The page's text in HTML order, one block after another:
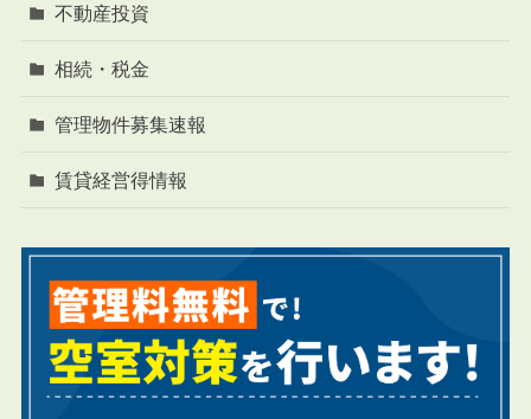
不動産投資
相続・税金
管理物件募集速報
賃貸経営得情報